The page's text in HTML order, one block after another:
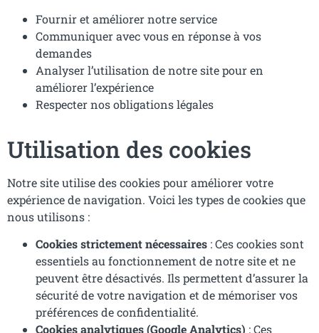
Fournir et améliorer notre service
Communiquer avec vous en réponse à vos
demandes
Analyser l’utilisation de notre site pour en
améliorer l’expérience
Respecter nos obligations légales
Utilisation des cookies
Notre site utilise des cookies pour améliorer votre
expérience de navigation. Voici les types de cookies que
nous utilisons :
Cookies strictement nécessaires : Ces cookies sont
essentiels au fonctionnement de notre site et ne
peuvent être désactivés. Ils permettent d’assurer la
sécurité de votre navigation et de mémoriser vos
préférences de confidentialité.
Cookies analytiques (Google Analytics) : Ces